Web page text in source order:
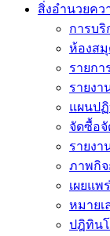
สิ่งอำนวยคว
การบริ
ห้องส
รายกา
รายงา
แผนป
จัดซื้อจั
รายงา
ภาพกิจ
เผยแพ
หมาย
ปฎิทินโ